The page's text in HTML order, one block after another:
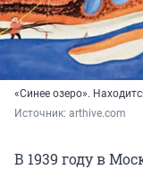
«Синее озеро».
Источник: arthive.com
В 1939 году в